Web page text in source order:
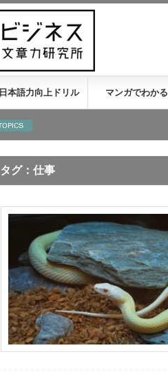
日本語力向上ドリル マンガでわかる
タグ：仕事